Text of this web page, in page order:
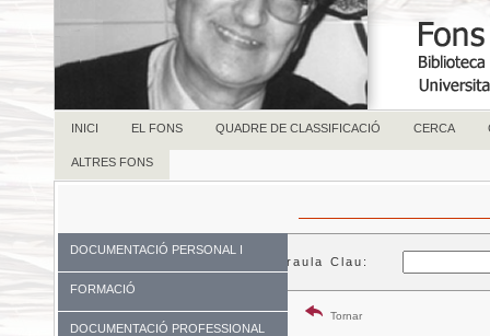
INICI EL FONS QUADRE DE CLASSIFICACIÓ CERCA
ALTRES FONS
DOCUMENTACIÓ PERSONAL I
FAMILIAR
FORMACIÓ
DOCUMENTACIÓ PROFESSIONAL
Paraula Clau:
Tornar